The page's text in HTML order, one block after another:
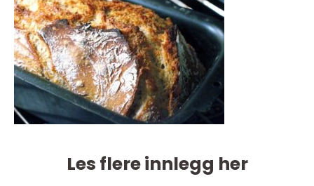
Les flere innlegg her